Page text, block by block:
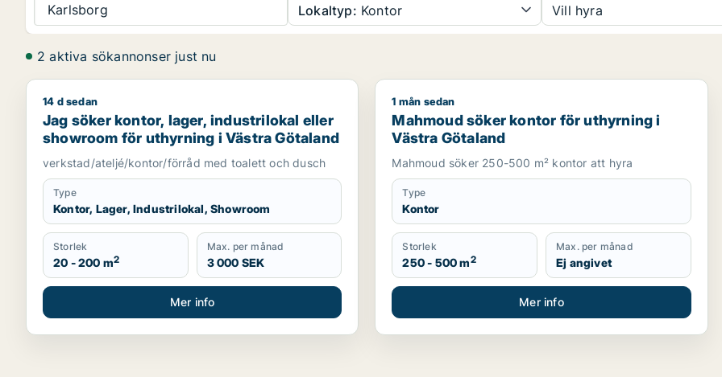
Karlsborg Lokaltyp: Kontor Vill hyra
2 aktiva sökannonser just nu
Jag söker kontor, lager, industrilokal eller showroom för uthyrning i Västra Götaland
14 d sedan
Jag söker kontor, lager, industrilokal eller
showroom för uthyrning i Västra Götaland
verkstad/ateljé/kontor/förråd med toalett och dusch
Type
Kontor, Lager, Industrilokal, Showroom
Storlek
20 - 200 m2
Max. per månad
3 000 SEK
Mer info
Mahmoud söker kontor för uthyrning i Västra
1 mån sedan
Mahmoud söker kontor för uthyrning i
Västra Götaland
Mahmoud söker 250-500 m² kontor att hyra
Type
Kontor
Storlek
250 - 500 m2
Max. per månad
Ej angivet
Mer info